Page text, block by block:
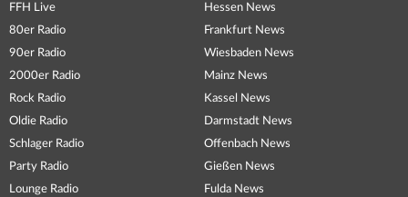
FFH Live
80er Radio
90er Radio
2000er Radio
Rock Radio
Oldie Radio
Schlager Radio
Party Radio
Lounge Radio
Hessen News
Frankfurt News
Wiesbaden News
Mainz News
Kassel News
Darmstadt News
Offenbach News
Gießen News
Fulda News